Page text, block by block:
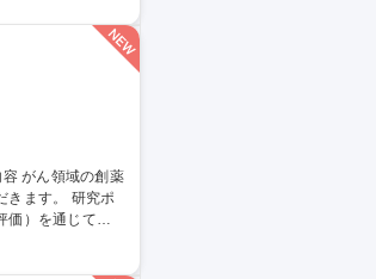
。 研究ポ
価）を通じて、
generating